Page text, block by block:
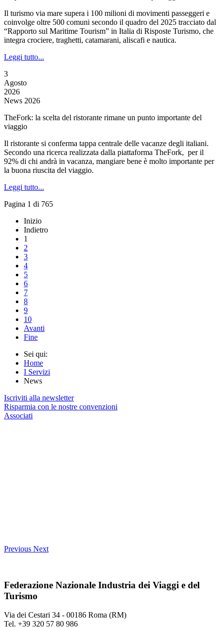
Il turismo via mare supera i 100 milioni di movimenti passeggeri e
coinvolge oltre 500 comuni secondo il quadro del 2025 tracciato dal
“Rapporto sul Maritime Tourism” in Italia di Risposte Turismo, che
integra crociere, traghetti, catamarani, aliscafi e nautica.
Leggi tutto...
3
Agosto
2026
News 2026
TheFork: la scelta del ristorante rimane un punto importante del
viaggio
Il ristorante si conferma tappa centrale delle vacanze degli italiani.
Secondo una ricerca realizzata dalla piattaforma TheFork, per il
92% di chi andrà in vacanza, mangiare bene è molto importante per
la buona riuscita del viaggio.
Leggi tutto...
Pagina 1 di 765
Inizio
Indietro
1
2
3
4
5
6
7
8
9
10
Avanti
Fine
Sei qui:
Home
I Servizi
News
Iscriviti alla newsletter
Risparmia con le nostre convenzioni
Associati
Previous Next
Federazione Nazionale Industria dei Viaggi e del
Turismo
Via dei Cestari 34 - 00186 Roma (RM)
Tel. +39 320 57 80 986